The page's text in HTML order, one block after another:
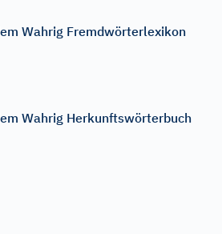
Wahrig Fremdwörterlexikon
Wahrig Herkunftswörterbuch